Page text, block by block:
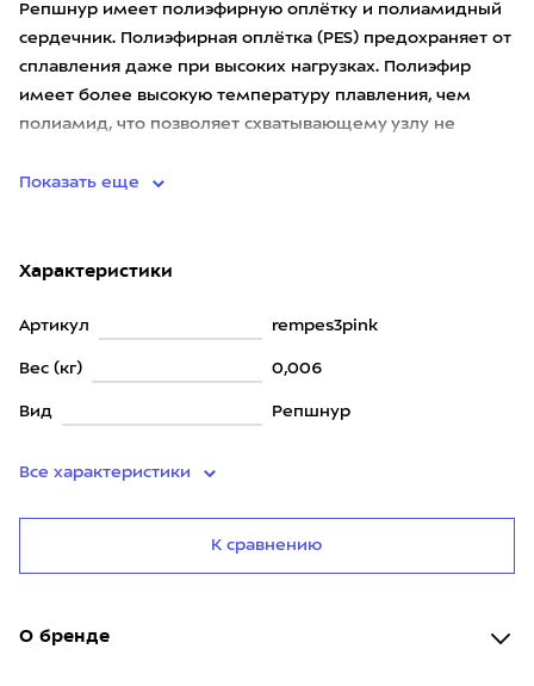
Репшнур имеет полиэфирную оплётку и полиамидный
сердечник. Полиэфирная оплётка (PES) предохраняет от
сплавления даже при высоких нагрузках. Полиэфир
имеет более высокую температуру плавления, чем
полиамид, что позволяет схватывающему узлу не
Показать еще
Характеристики
Артикул rempes3pink
Вес (кг) 0,006
Вид Репшнур
Все характеристики
К сравнению
О бренде